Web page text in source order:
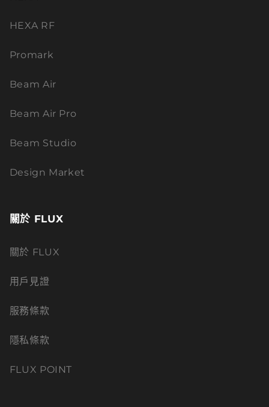
HEXA RF
Promark
Beam Air
Beam Air Pro
Beam Studio
Design Market
關於 FLUX
關於 FLUX
用戶見證
服務條款
隱私條款
FLUX POINT